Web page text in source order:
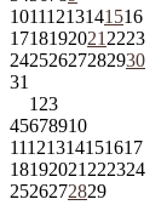
10111213141516
1718192021 2223
24252627282930
31
1 23
45678910
11121314151617
18192021 222324
2526272829